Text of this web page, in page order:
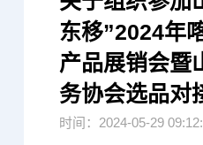
东移”2024年
产品展销会暨
务协会选品对
时间：2024-05-29